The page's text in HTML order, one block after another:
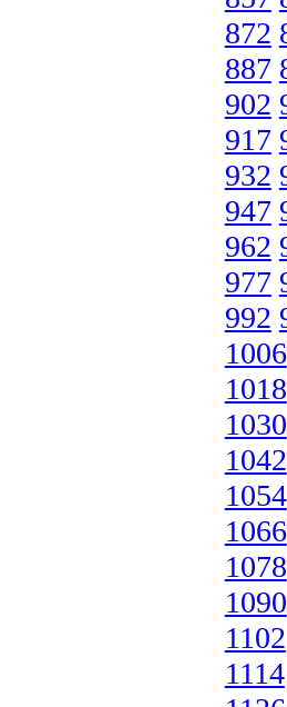
872
887
902
917
932
947
962
977
992
1006
1018
1030
1042
1054
1066
1078
1090
1102
1114